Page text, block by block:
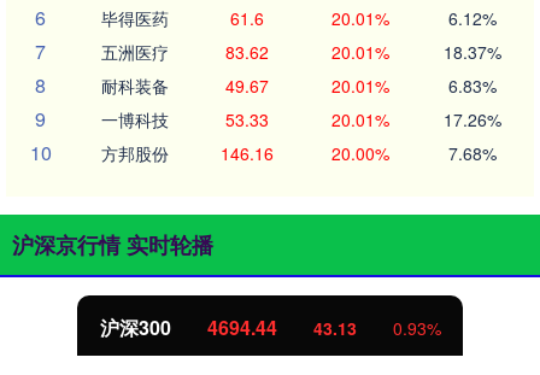
6 毕得医药 61.6 20.01% 6.12%
7 五洲医疗 83.62 20.01% 18.37%
8 耐科装备 49.67 20.01% 6.83%
9 一博科技 53.33 20.01% 17.26%
10 方邦股份 146.16 20.00% 7.68%
沪深京行情 实时轮播
沪深300 4694.44 43.13 0.93%